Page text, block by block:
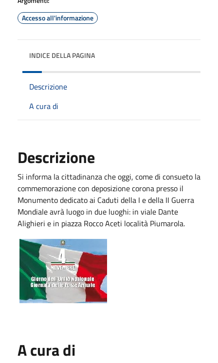
Accesso all'informazione
INDICE DELLA PAGINA
Descrizione
A cura di
Descrizione
Si informa la cittadinanza che oggi, come di consueto la
commemorazione con deposizione corona presso il
Monumento dedicato ai Caduti della I e della II Guerra
Mondiale avrà luogo in due luoghi: in viale Dante
Alighieri e in piazza Rocco Aceti località Piumarola.
A cura di